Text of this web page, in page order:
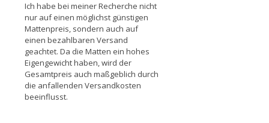
Ich habe bei meiner Recherche nicht
nur auf einen möglichst günstigen
Mattenpreis, sondern auch auf
einen bezahlbaren Versand
geachtet. Da die Matten ein hohes
Eigengewicht haben, wird der
Gesamtpreis auch maßgeblich durch
die anfallenden Versandkosten
beeinflusst.